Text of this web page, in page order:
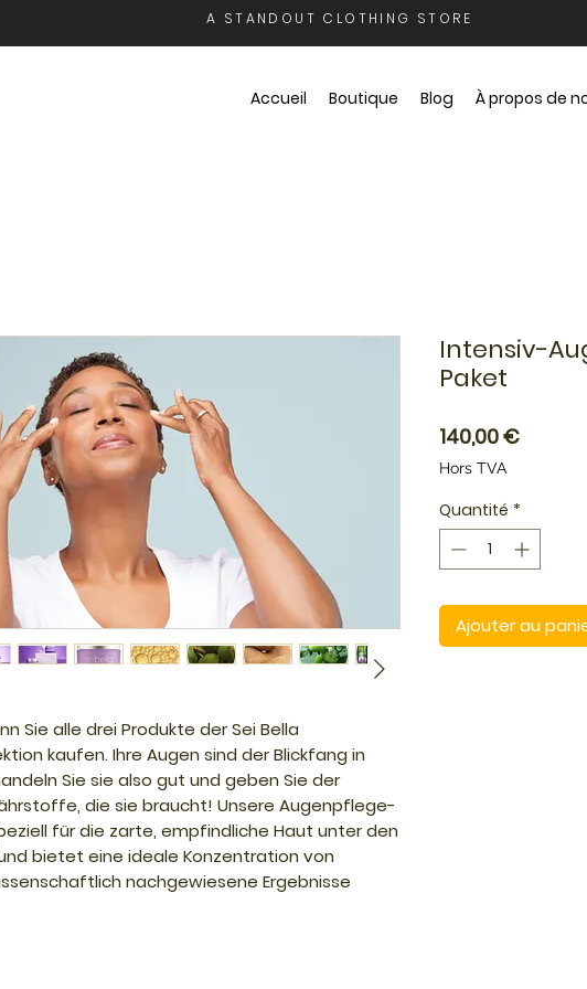
A STANDOUT CLOTHING STORE
Accueil Boutique Blog À propos de
Sie alle drei Produkte der Sei Bella
kaufen. Ihre Augen sind der Blickfang in
Sie sie also gut und geben Sie der
die sie braucht! Unsere Augenpflege-
für die zarte, empfindliche Haut unter den
bietet eine ideale Konzentration von
nachgewiesene Ergebnisse
Intensiv-
Paket
140,00 €Prix
Hors TVA
Quantité *
Ajouter au